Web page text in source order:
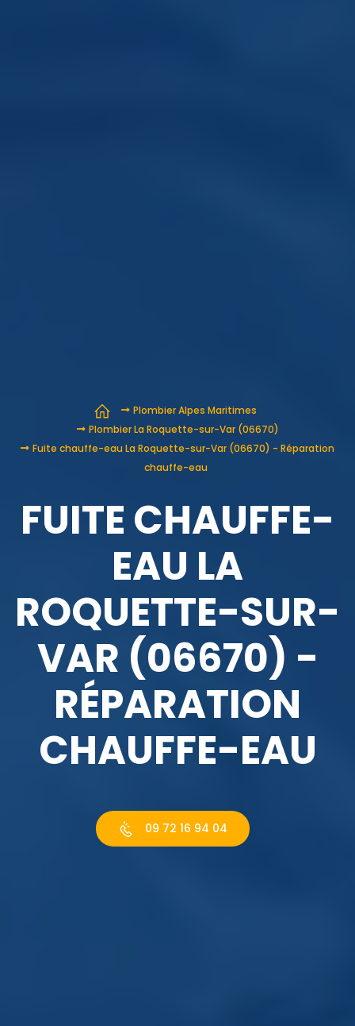
Plombier Alpes Maritimes
Plombier La Roquette-sur-Var (06670)
Fuite chauffe-eau La Roquette-sur-Var (06670) - Réparation
chauffe-eau
FUITE CHAUFFE-
EAU LA
ROQUETTE-SUR-
VAR (06670) -
RÉPARATION
CHAUFFE-EAU
09 72 16 94 04